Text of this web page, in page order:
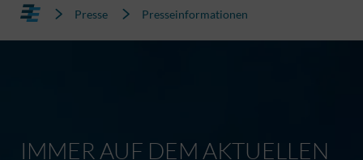
Presse Presseinformationen
IMMER AUF DEM AKTUELLEN